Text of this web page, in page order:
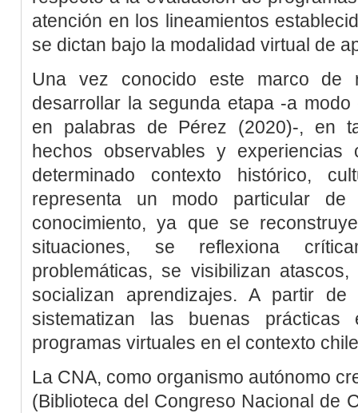
atención en los lineamientos
se dictan bajo la modalidad virtual de
Una vez conocido este marco de
desarrollar la segunda etapa -a
en palabras de Pérez (2020)-, en
hechos observables y experiencias
determinado contexto histórico,
representa un modo particular
conocimiento, ya que se
situaciones, se reflexiona
problemáticas, se visibilizan
socializan aprendizajes. A partir de
sistematizan las buenas
programas virtuales en el contexto
La CNA, como organismo autónomo
(Biblioteca del Congreso Nacional de